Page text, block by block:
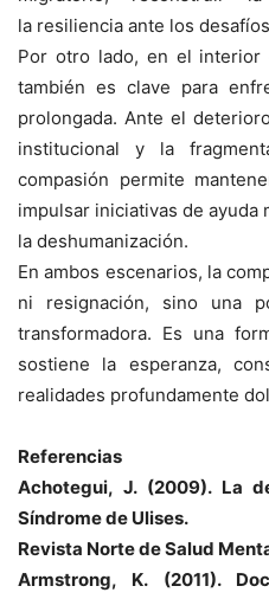
la resiliencia ante los
Por otro lado, en el interior
también es clave para
prolongada. Ante el
institucional y la
compasión permite
impulsar iniciativas de ayuda
la deshumanización.
En ambos escenarios, la
ni resignación, sino una
transformadora. Es una
sostiene la esperanza,
realidades profundamente
Referencias
Achotegui, J. (2009). La
Síndrome de Ulises.
Revista Norte de Salud
Armstrong, K. (2011).